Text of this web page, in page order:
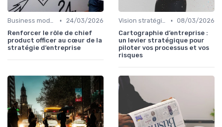
Business model & création de valeur •
24/03/2026
Renforcer le rôle de chief
product officer au cœur de la
stratégie d’entreprise
Vision stratégique & ambition long terme • 08/03/2026
Cartographie d’entreprise :
un levier stratégique pour
piloter vos processus et vos
risques